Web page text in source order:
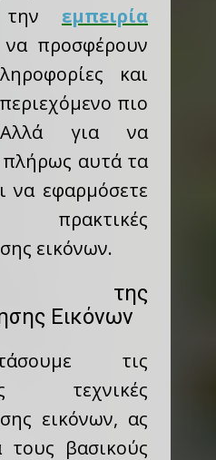
την εμπειρία
να προσφέρουν
και
πιο
Αλλά για να
πλήρως αυτά τα
να εφαρμόσετε
πρακτικές
εικόνων.
της
Εικόνων
τις
τεχνικές
εικόνων, ας
βασικούς